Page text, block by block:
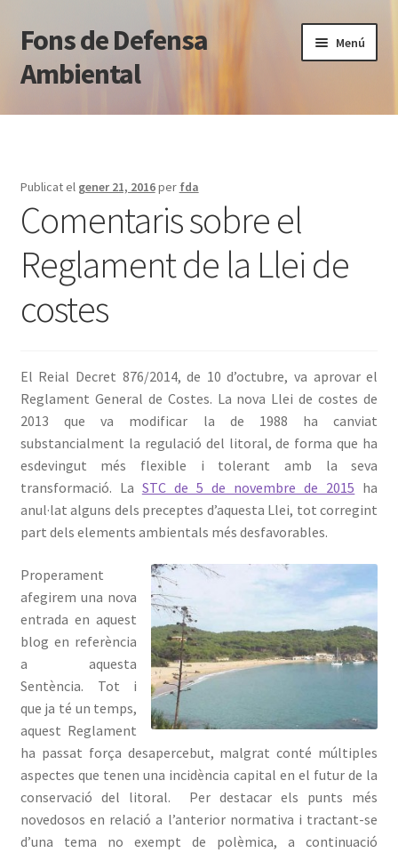
Salta
a
navegació
Vés
al
contingut
Fons de Defensa
Ambiental
Menú
Què fem
Notícies
Blog jurídic
Normativa
Contacte
Avís Legal
Publicat el gener 21, 2016per fda
Comentaris sobre el
Reglament de la Llei de
costes
El Reial Decret 876/2014, de 10 d’octubre, va aprovar el
Reglament General de Costes. La nova Llei de costes de
2013 que va modificar la de 1988 ha canviat
substancialment la regulació del litoral, de forma que ha
esdevingut més flexible i tolerant amb la seva
transformació. La STC de 5 de novembre de 2015 ha
anul·lat alguns dels preceptes d’aquesta Llei, tot corregint
part dels elements ambientals més desfavorables.
Properament
afegirem una nova
entrada en aquest
blog en referència
a aquesta
Sentència. Tot i
que ja té un temps,
aquest Reglament
ha passat força desapercebut, malgrat conté múltiples
aspectes que tenen una incidència capital en el futur de la
conservació del litoral. Per destacar els punts més
novedosos en relació a l’anterior normativa i tractant-se
d’una tema no exempt de polèmica, a continuació